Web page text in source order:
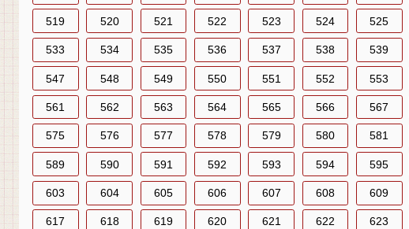
519 520 521 522 523 524 525
533 534 535 536 537 538 539
547 548 549 550 551 552 553
561 562 563 564 565 566 567
575 576 577 578 579 580 581
589 590 591 592 593 594 595
603 604 605 606 607 608 609
617 618 619 620 621 622 623